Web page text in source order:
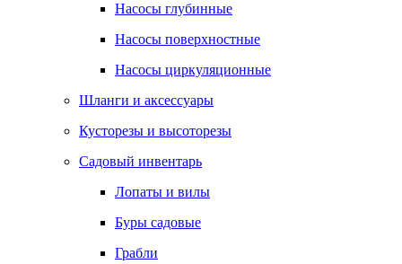
Насосы глубинные
Насосы поверхностные
Насосы циркуляционные
Шланги и аксессуары
Кусторезы и высоторезы
Садовый инвентарь
Лопаты и вилы
Буры садовые
Грабли